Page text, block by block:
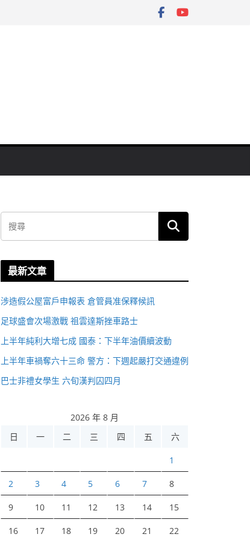
最新文章
涉造假公屋富戶申報表 倉管員准保釋候訊
足球盛會次場激戰 祖雲達斯挫車路士
上半年純利大增七成 國泰：下半年油價續波動
上半年車禍奪六十三命 警方：下週起嚴打交通違例
巴士非禮女學生 六旬漢判囚四月
2026 年 8 月
日
一 二 三 四 五 六
1
2 3 4 5 6 7 8
9 10 11 12 13 14 15
16 17 18 19 20 21 22